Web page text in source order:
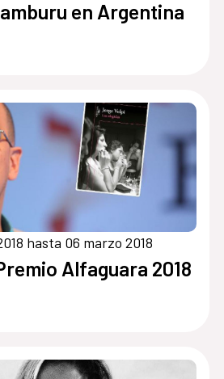
en Argentina
hasta 06 marzo 2018
Alfaguara 2018